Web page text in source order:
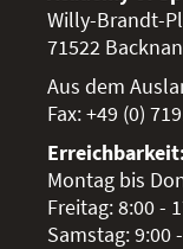
Willy-Brandt-
71522
Aus dem
Fax:+49 (0)
Montag bis
Freitag: 8:00 -
Samstag: 9:00